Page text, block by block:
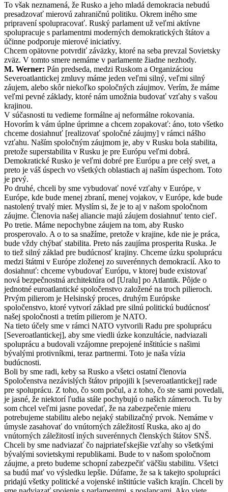
To však neznamená, že Rusko a jeho mladá demokracia nebudú
presadzovať mierovú zahraničnú politiku. Okrem iného sme
pripravení spolupracovať. Ruský parlament už veľmi aktívne
spolupracuje s parlamentmi moderných demokratických štátov a
účinne podporuje mierové iniciatívy.
Chcem opätovne potvrdiť záväzky, ktoré na seba prevzal Sovietsky
zväz. V tomto smere nemáme v parlamente žiadne nezhody.
M. Werner: Pán predseda, medzi Ruskom a Organizáciou
Severoatlantickej zmluvy máme jeden veľmi silný, veľmi silný
záujem, alebo skôr niekoľko spoločných záujmov. Verím, že máme
veľmi pevné základy, ktoré nám umožnia budovať vzťahy s vašou
krajinou.
V súčasnosti tu vedieme formálne aj neformálne rokovania.
Hovorím k vám úplne úprimne a chcem zopakovať: áno, toto všetko
chceme dosiahnuť [realizovať spoločné záujmy] v rámci nášho
vzťahu. Naším spoločným záujmom je, aby v Rusku bola stabilita,
pretože superstabilita v Rusku je pre Európu veľmi dobrá.
Demokratické Rusko je veľmi dobré pre Európu a pre celý svet, a
preto je váš úspech vo všetkých oblastiach aj naším úspechom. Toto
je prvý.
Po druhé, chceli by sme vybudovať nové vzťahy v Európe, v
Európe, kde bude menej zbraní, menej vojakov, v Európe, kde bude
nastolený trvalý mier. Myslím si, že je to aj v našom spoločnom
záujme. Členovia našej aliancie majú záujem dosiahnuť tento cieľ.
Po tretie. Máme nepochybne záujem na tom, aby Rusko
prosperovalo. A o to sa snažíme, pretože v krajine, kde nie je práca,
bude vždy chýbať stabilita. Preto nás zaujíma prosperita Ruska. Je
to tiež silný základ pre budúcnosť krajiny. Chceme úzku spoluprácu
medzi štátmi v Európe zloženej zo suverénnych demokracií. Ako to
dosiahnuť: chceme vybudovať Európu, v ktorej bude existovať
nová bezpečnostná architektúra od [Uralu] po Atlantik. Pôjde o
jednotné euroatlantické spoločenstvo založené na troch pilieroch.
Prvým pilierom je Helsinský proces, druhým Európske
spoločenstvo, ktoré vytvorí základ pre silnú politickú budúcnosť
našej spoločnosti a tretím pilierom je NATO.
Na tieto účely sme v rámci NATO vytvorili Radu pre spoluprácu
[Severoatlantickej], aby sme viedli úzke konzultácie, nadviazali
spoluprácu a budovali vzájomne prepojené inštitúcie s našimi
bývalými protivníkmi, teraz partnermi. Toto je naša vízia
budúcnosti.
Boli by sme radi, keby sa Rusko a všetci ostatní členovia
Spoločenstva nezávislých štátov pripojili k [severoatlantickej] rade
pre spoluprácu. Z toho, čo som počul, a z toho, čo ste sami povedali,
je jasné, že niektorí ľudia stále pochybujú o našich zámeroch. Tu by
som chcel veľmi jasne povedať, že na zabezpečenie mieru
potrebujeme stabilitu alebo nejaký stabilizačný prvok. Nemáme v
úmysle zasahovať do vnútorných záležitostí Ruska, ako aj do
vnútorných záležitostí iných suverénnych členských štátov SNŠ.
Chceli by sme nadviazať čo najpriateľskejšie vzťahy so všetkými
bývalými sovietskymi republikami. Bude to v našom spoločnom
záujme, a preto budeme schopní zabezpečiť väčšiu stabilitu. Všetci
sa budú mať vo výsledku lepšie. Dúfame, že sa k takejto spolupráci
pridajú všetky politické a vojenské inštitúcie vašich krajín. Chceli by